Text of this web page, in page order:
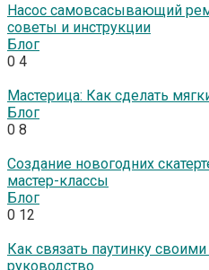
Насос самовсасывающий
советы и инструкции
Блог
0 4
Мастерица: Как сделать
Блог
0 8
Создание новогодних
мастер-классы
Блог
0 12
Как связать паутинку
руководство